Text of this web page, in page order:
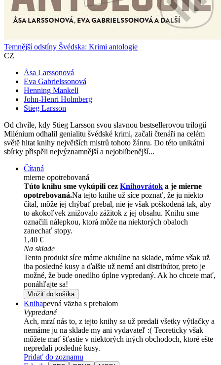
Temnější odstíny Švédska: Krimi antologie
CZ
Åsa Larssonová
Eva Gabrielssonová
Henning Mankell
John-Henri Holmberg
Stieg Larsson
Od chvíle, kdy Stieg Larsson svou slavnou bestsellerovou trilogií
Milénium odhalil genialitu švédské krimi, začali čtenáři na celém
světě hltat knihy největších mistrů tohoto žánru. Do této unikátní
sbírky přispěli nejvýznamnější a nejoblíbenější...
Čítaná
mierne opotrebovaná
Túto knihu sme vykúpili cez Knihovrátok a je mierne
opotrebovaná.Na tejto knihe už síce poznať, že ju niekto
čítal, môže jej chýbať prebal, nie je však poškodená tak, aby
to akokoľvek znižovalo zážitok z jej obsahu. Knihu sme
označili nálepkou, ktorá môže na niektorých obaloch
zanechať stopy.
1,40 €
Na sklade
Tento produkt síce máme aktuálne na sklade, máme však už
iba posledné kusy a ďalšie už nemá ani distribútor, preto je
možné, že bude onedlho úplne vypredaný. Ak ho chcete mať,
ponáhľajte sa!
Vložiť do košíka
Knihapevná väzba s prebalom
Vypredané
Ach, mrzí nás to, z tejto knihy sa už predali všetky výtlačky a
nemáme ju na sklade my ani vydavateľ :( Teoreticky však
môžete mať šťastie v niektorých iných obchodoch, ktoré ešte
nepredali posledné kusy.
Pridať do zoznamu